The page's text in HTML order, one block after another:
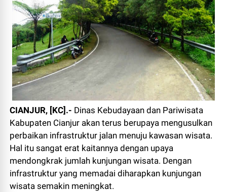
CIANJUR, [KC].- Dinas Kebudayaan dan Pariwisata
Kabupaten Cianjur akan terus berupaya mengusulkan
perbaikan infrastruktur jalan menuju kawasan wisata.
Hal itu sangat erat kaitannya dengan upaya
mendongkrak jumlah kunjungan wisata. Dengan
infrastruktur yang memadai diharapkan kunjungan
wisata semakin meningkat.